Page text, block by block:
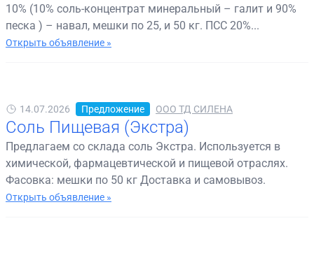
10% (10% соль-концентрат минеральный – галит и 90%
песка ) – навал, мешки по 25, и 50 кг. ПСС 20%...
Открыть объявление »
14.07.2026 Предложение ООО ТД СИЛЕНА
Соль Пищевая (Экстра)
Предлагаем со склада соль Экстра. Используется в
химической, фармацевтической и пищевой отраслях.
Фасовка: мешки по 50 кг Доставка и самовывоз.
Открыть объявление »